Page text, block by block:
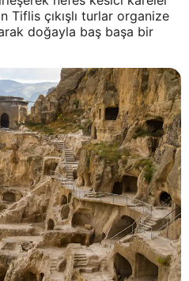
Tiflis çıkışlı turlar organize
doğayla baş başa bir